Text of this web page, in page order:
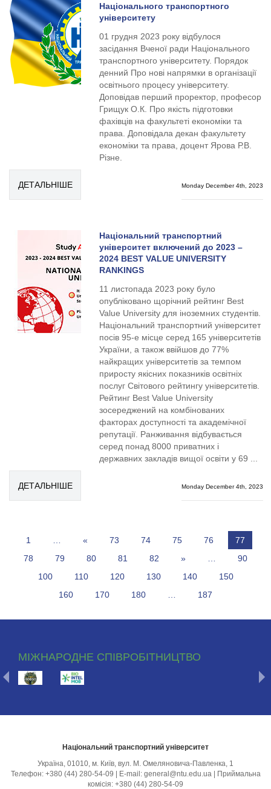
Національного транспортного
університету
01 грудня 2023 року відбулося
засідання Вченої ради Національного
транспортного університету. Порядок
денний Про нові напрямки в організації
освітнього процесу університету.
Доповідав перший проректор, професор
Грищук О.К. Про якість підготовки
фахівців на факультеті економіки та
права. Доповідала декан факультету
економіки та права, доцент Ярова Р.В.
Різне.
ДЕТАЛЬНІШЕ Monday December 4th, 2023
Національний транспортний
університет включений до 2023 –
2024 BEST VALUE UNIVERSITY
RANKINGS
11 листопада 2023 року було
опубліковано щорічний рейтинг Best
Value University для іноземних студентів.
Національний транспортний університет
посів 95-е місце серед 165 університетів
України, а також ввійшов до 77%
найкращих університетів за темпом
приросту якісних показників освітніх
послуг Світового рейтингу університетів.
Рейтинг Best Value University
зосереджений на комбінованих
факторах доступності та академічної
репутації. Ранживання відбувається
серед понад 8000 приватних і
державних закладів вищої освіти у 69 ...
ДЕТАЛЬНІШЕ Monday December 4th, 2023
1 « 73 74 75 76
77
78
79 80 81 82 »
90
100
110 120 130 140
150
160
170 180 187
МІЖНАРОДНЕ СПІВРОБІТНИЦТВО
Національний транспортний університет
Україна, 01010, м. Київ, вул. М. Омеляновича-Павленка, 1
Телефон: +380 (44) 280-54-09 | E-mail: general@ntu.edu.ua | Приймальна
комісія: +380 (44) 280-54-09